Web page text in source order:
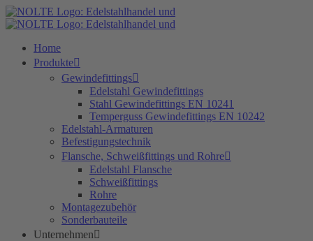
Zum
Inhalt
Home
Produkte
Gewindefittings
Edelstahl Gewindefittings
Stahl Gewindefittings EN 10241
Temperguss Gewindefittings EN 10242
Edelstahl-Armaturen
Befestigungstechnik
Flansche, Schweißfittings und Rohre
Edelstahl Flansche
Schweißfittings
Rohre
Montagezubehör
Sonderbauteile
Unternehmen